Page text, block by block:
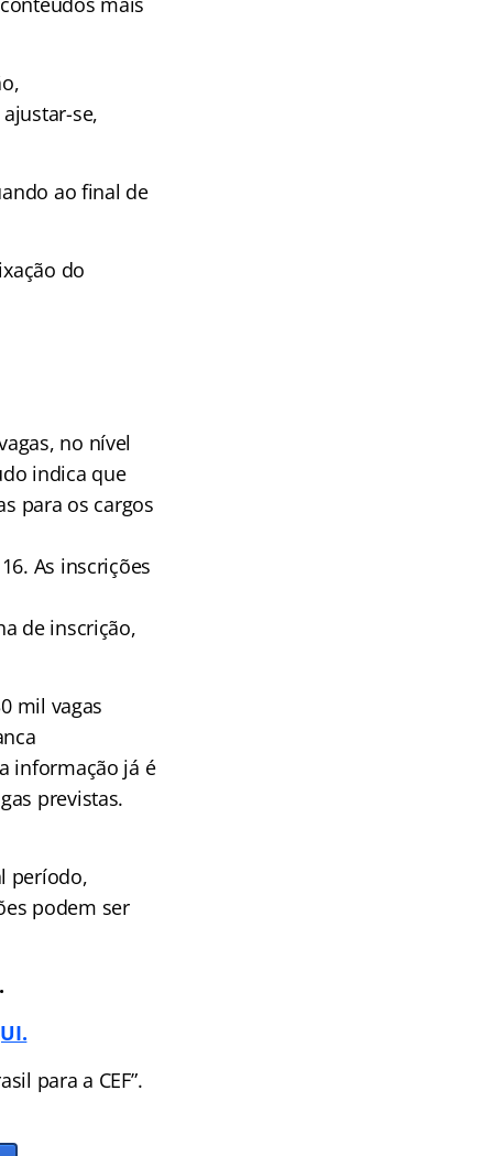
se,
ao final de
do
no nível
indica que
para os cargos
As inscrições
de inscrição,
mil vagas
informação já é
previstas.
período,
podem ser
para a CEF”.